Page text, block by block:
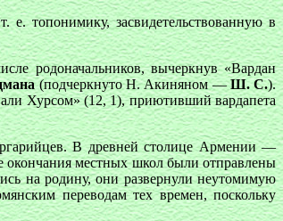
е. топонимику, засвидетельствованную в
родоначальников, вычеркнув «Вардан
(подчеркнуто Н. Акиняном —Ш. С.).
Хурсом» (12, 1), приютивший вардапета
В древней столице Армении —
окончания местных школ были отправлены
на родину, они развернули неутомимую
переводам тех времен, поскольку